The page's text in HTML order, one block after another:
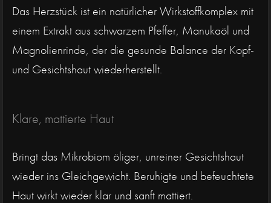
Das Herzstück ist ein natürlicher Wirkstoffkomplex mit
einem Extrakt aus schwarzem Pfeffer, Manukaöl und
Magnolienrinde, der die gesunde Balance der Kopf-
und Gesichtshaut wiederherstellt.
Klare, mattierte Haut
Bringt das Mikrobiom öliger, unreiner Gesichtshaut
wieder ins Gleichgewicht. Beruhigte und befeuchtete
Haut wirkt wieder klar und sanft mattiert.